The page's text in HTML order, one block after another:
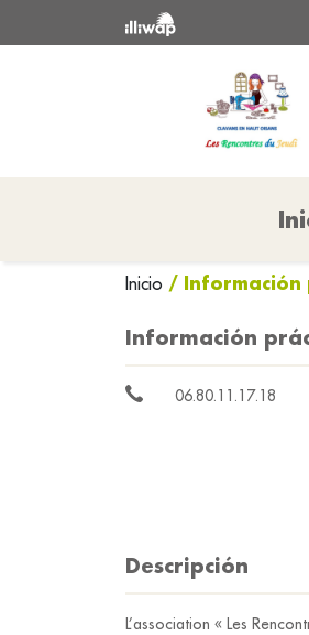
Inicio / Información
Información
06.80.11.17.18
Descripción
L’association « Les